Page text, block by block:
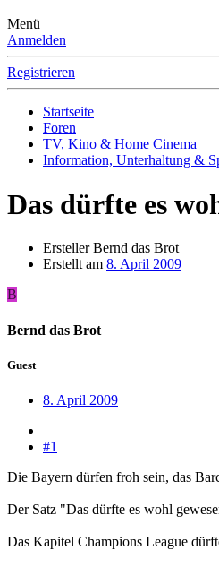
Menü
Anmelden
Registrieren
Startseite
Foren
TV, Kino & Home Cinema
Information, Unterhaltung &
Das dürfte es
Ersteller Bernd das Brot
Erstellt am 8. April 2009
B
Bernd das Brot
Guest
8. April 2009
#1
Die Bayern dürfen froh sein, das
Der Satz "Das dürfte es wohl
Das Kapitel Champions League